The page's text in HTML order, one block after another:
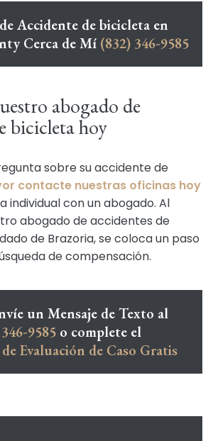
Accidente de bicicleta en
Cerca de Mí (832) 346-9585
abogado de
bicicleta hoy
sobre su accidente de
contacte nuestras oficinas hoy
individual con un abogado. Al
abogado de accidentes de
de Brazoria, se coloca un paso
de compensación.
un Mensaje de Texto al
9585o complete el
Evaluación de Caso Gratis